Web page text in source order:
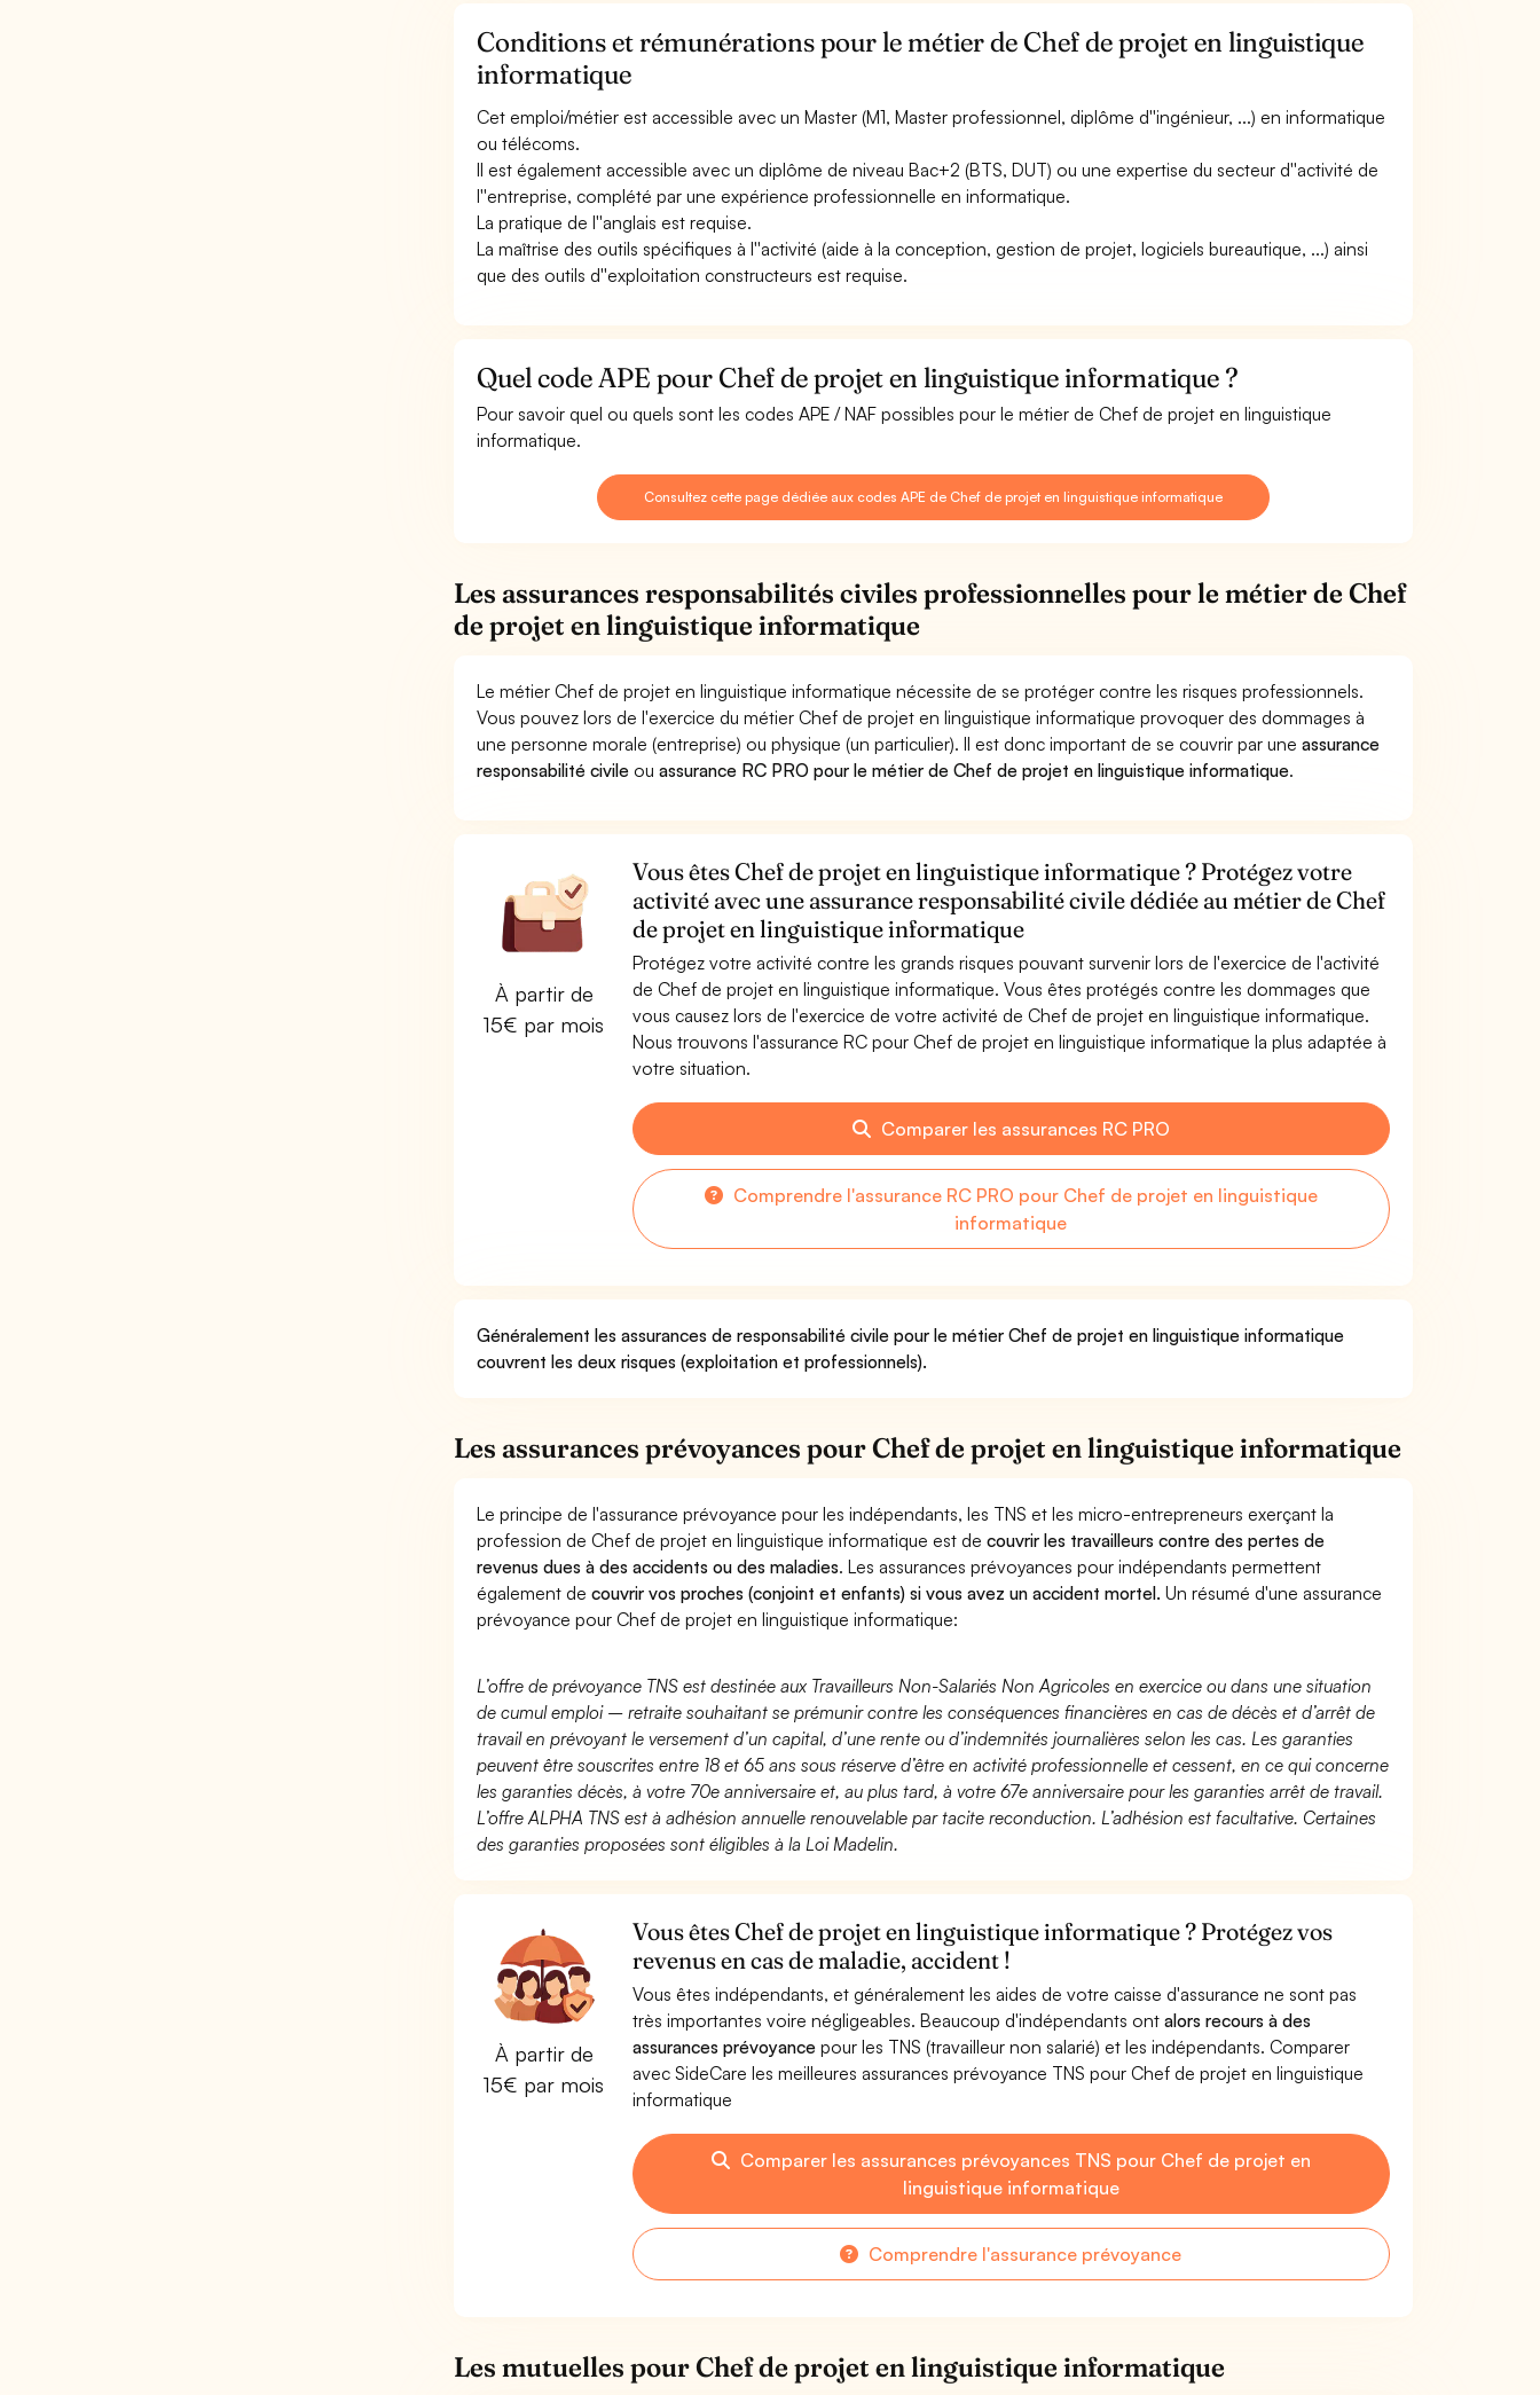
Conditions et rémunérations pour le métier de Chef de projet en linguistique
informatique
Cet emploi/métier est accessible avec un Master (M1, Master professionnel, diplôme d''ingénieur, ...) en informatique
ou télécoms.
Il est également accessible avec un diplôme de niveau Bac+2 (BTS, DUT) ou une expertise du secteur d''activité de
l''entreprise, complété par une expérience professionnelle en informatique.
La pratique de l''anglais est requise.
La maîtrise des outils spécifiques à l''activité (aide à la conception, gestion de projet, logiciels bureautique, ...) ainsi
que des outils d''exploitation constructeurs est requise.
Quel code APE pour Chef de projet en linguistique informatique ?
Pour savoir quel ou quels sont les codes APE / NAF possibles pour le métier de Chef de projet en linguistique
informatique.
Consultez cette page dédiée aux codes APE de Chef de projet en linguistique informatique
Les assurances responsabilités civiles professionnelles pour le métier de Chef
de projet en linguistique informatique
Le métier Chef de projet en linguistique informatique nécessite de se protéger contre les risques professionnels.
Vous pouvez lors de l'exercice du métier Chef de projet en linguistique informatique provoquer des dommages à
une personne morale (entreprise) ou physique (un particulier). Il est donc important de se couvrir par uneassurance
responsabilité civile ouassurance RC PRO pour le métier de Chef de projet en linguistique informatique.
À partir de
15€ par mois
Vous êtes Chef de projet en linguistique informatique ? Protégez votre
activité avec une assurance responsabilité civile dédiée au métier de Chef
de projet en linguistique informatique
Protégez votre activité contre les grands risques pouvant survenir lors de l'exercice de l'activité
de Chef de projet en linguistique informatique. Vous êtes protégés contre les dommages que
vous causez lors de l'exercice de votre activité de Chef de projet en linguistique informatique.
Nous trouvons l'assurance RC pour Chef de projet en linguistique informatique la plus adaptée à
votre situation.
Comparer les assurances RC PRO
Comprendre l'assurance RC PRO pour Chef de projet en linguistique
informatique
Généralement les assurances de responsabilité civile pour le métier Chef de projet en linguistique informatique
couvrent les deux risques (exploitation et professionnels).
Les assurances prévoyances pour Chef de projet en linguistique informatique
Le principe de l'assurance prévoyance pour les indépendants, les TNS et les micro-entrepreneurs exerçant la
profession de Chef de projet en linguistique informatique est decouvrir les travailleurs contre des pertes de
revenus dues à des accidents ou des maladies. Les assurances prévoyances pour indépendants permettent
également decouvrir vos proches (conjoint et enfants) si vous avez un accident mortel. Un résumé d'une assurance
prévoyance pour Chef de projet en linguistique informatique:
L’offre de prévoyance TNS est destinée aux Travailleurs Non-Salariés Non Agricoles en exercice ou dans une situation
de cumul emploi – retraite souhaitant se prémunir contre les conséquences financières en cas de décès et d’arrêt de
travail en prévoyant le versement d’un capital, d’une rente ou d’indemnités journalières selon les cas. Les garanties
peuvent être souscrites entre 18 et 65 ans sous réserve d’être en activité professionnelle et cessent, en ce qui concerne
les garanties décès, à votre 70e anniversaire et, au plus tard, à votre 67e anniversaire pour les garanties arrêt de travail.
L’offre ALPHA TNS est à adhésion annuelle renouvelable par tacite reconduction. L’adhésion est facultative. Certaines
des garanties proposées sont éligibles à la Loi Madelin.
À partir de
15€ par mois
Vous êtes Chef de projet en linguistique informatique ? Protégez vos
revenus en cas de maladie, accident !
Vous êtes indépendants, et généralement les aides de votre caisse d'assurance ne sont pas
très importantes voire négligeables. Beaucoup d'indépendants ont alors recours à des
assurances prévoyancepour les TNS (travailleur non salarié) et les indépendants. Comparer
avec SideCare les meilleures assurances prévoyance TNS pour Chef de projet en linguistique
informatique
Comparer les assurances prévoyances TNS pour Chef de projet en
linguistique informatique
Comprendre l'assurance prévoyance
Les mutuelles pour Chef de projet en linguistique informatique